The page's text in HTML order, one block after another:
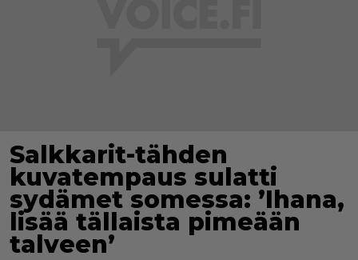
Salkkarit-tähden
kuvatempaus sulatti
sydämet somessa: ’Ihana,
lisää tällaista pimeään
talveen’